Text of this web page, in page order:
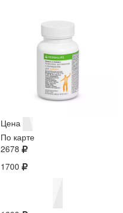
Цена
По карте
2678
1700